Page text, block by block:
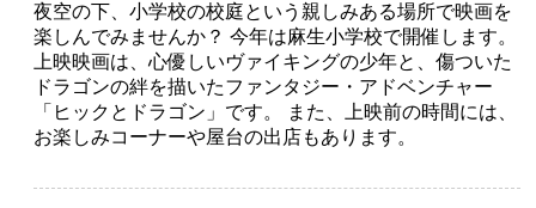
夜空の下、小学校の校庭という親しみある場所で映画を
楽しんでみませんか？ 今年は麻生小学校で開催します。
上映映画は、心優しいヴァイキングの少年と、傷ついた
ドラゴンの絆を描いたファンタジー・アドベンチャー
「ヒックとドラゴン」です。 また、上映前の時間には、
お楽しみコーナーや屋台の出店もあります。